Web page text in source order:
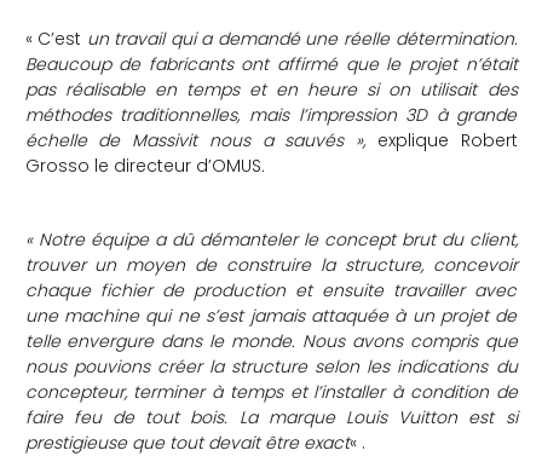
« C’est un travail qui a demandé une réelle détermination.
Beaucoup de fabricants ont affirmé que le projet n’était
pas réalisable en temps et en heure si on utilisait des
méthodes traditionnelles, mais l’impression 3D à grande
échelle de Massivit nous a sauvés », explique Robert
Grosso le directeur d’OMUS.
« Notre équipe a dû démanteler le concept brut du client,
trouver un moyen de construire la structure, concevoir
chaque fichier de production et ensuite travailler avec
une machine qui ne s’est jamais attaquée à un projet de
telle envergure dans le monde. Nous avons compris que
nous pouvions créer la structure selon les indications du
concepteur, terminer à temps et l’installer à condition de
faire feu de tout bois. La marque Louis Vuitton est si
prestigieuse que tout devait être exact« .